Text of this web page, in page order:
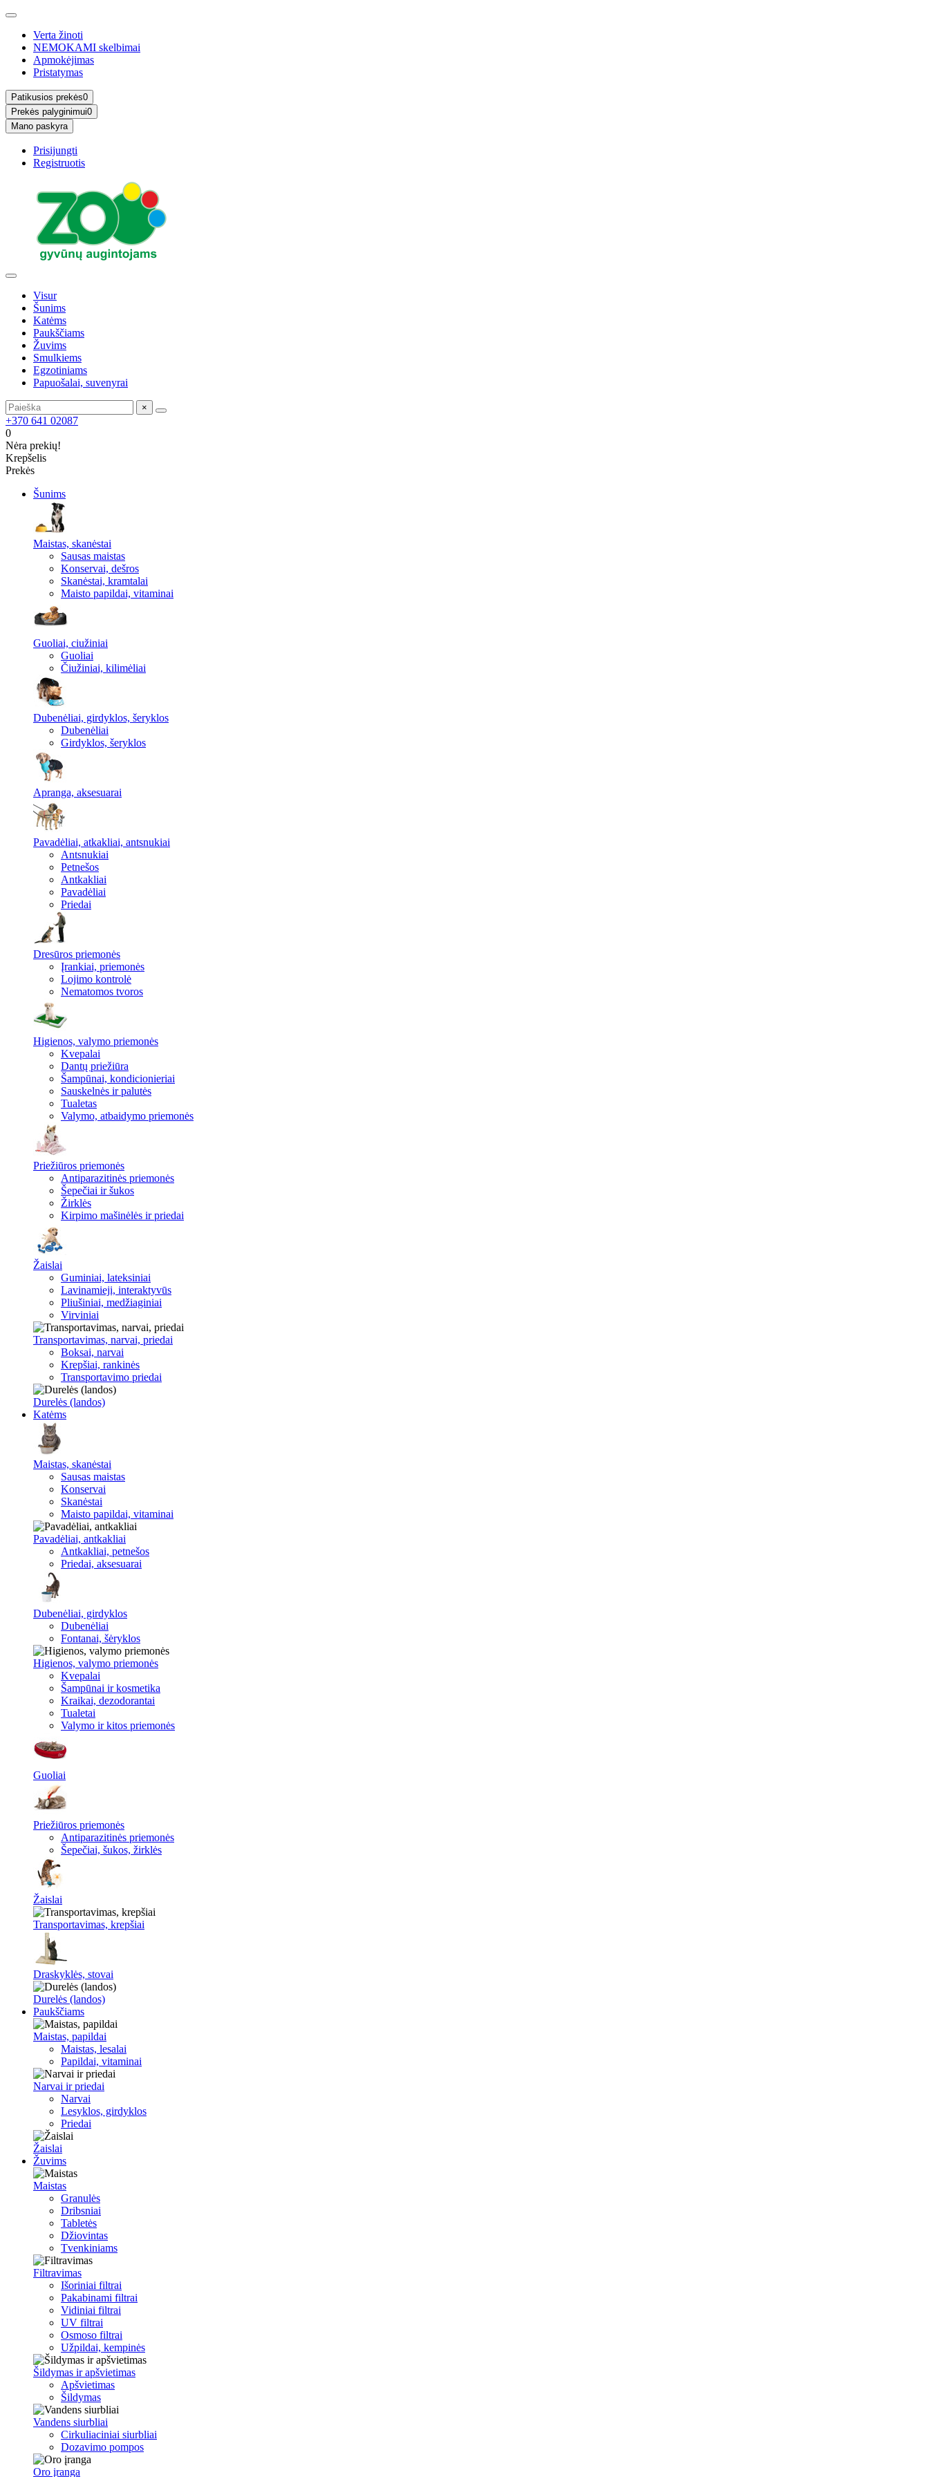
Verta žinoti
NEMOKAMI skelbimai
Apmokėjimas
Pristatymas
Patikusios prekės0
Prekės palyginimui0
Mano paskyra
Prisijungti
Registruotis
Visur
Šunims
Katėms
Paukščiams
Žuvims
Smulkiems
Egzotiniams
Papuošalai, suvenyrai
×
+370 641 02087
0
Nėra prekių!
Krepšelis
Prekės
Šunims
Maistas, skanėstai
Sausas maistas
Konservai, dešros
Skanėstai, kramtalai
Maisto papildai, vitaminai
Guoliai, ciužiniai
Guoliai
Čiužiniai, kilimėliai
Dubenėliai, girdyklos, šeryklos
Dubenėliai
Girdyklos, šeryklos
Apranga, aksesuarai
Pavadėliai, atkakliai, antsnukiai
Antsnukiai
Petnešos
Antkakliai
Pavadėliai
Priedai
Dresūros priemonės
Įrankiai, priemonės
Lojimo kontrolė
Nematomos tvoros
Higienos, valymo priemonės
Kvepalai
Dantų priežiūra
Šampūnai, kondicionieriai
Sauskelnės ir palutės
Tualetas
Valymo, atbaidymo priemonės
Priežiūros priemonės
Antiparazitinės priemonės
Šepečiai ir šukos
Žirklės
Kirpimo mašinėlės ir priedai
Žaislai
Guminiai, lateksiniai
Lavinamieji, interaktyvūs
Pliušiniai, medžiaginiai
Virviniai
Transportavimas, narvai, priedai
Boksai, narvai
Krepšiai, rankinės
Transportavimo priedai
Durelės (landos)
Katėms
Maistas, skanėstai
Sausas maistas
Konservai
Skanėstai
Maisto papildai, vitaminai
Pavadėliai, antkakliai
Antkakliai, petnešos
Priedai, aksesuarai
Dubenėliai, girdyklos
Dubenėliai
Fontanai, šėryklos
Higienos, valymo priemonės
Kvepalai
Šampūnai ir kosmetika
Kraikai, dezodorantai
Tualetai
Valymo ir kitos priemonės
Guoliai
Priežiūros priemonės
Antiparazitinės priemonės
Šepečiai, šukos, žirklės
Žaislai
Transportavimas, krepšiai
Draskyklės, stovai
Durelės (landos)
Paukščiams
Maistas, papildai
Maistas, lesalai
Papildai, vitaminai
Narvai ir priedai
Narvai
Lesyklos, girdyklos
Priedai
Žaislai
Žuvims
Maistas
Granulės
Dribsniai
Tabletės
Džiovintas
Tvenkiniams
Filtravimas
Išoriniai filtrai
Pakabinami filtrai
Vidiniai filtrai
UV filtrai
Osmoso filtrai
Užpildai, kempinės
Šildymas ir apšvietimas
Apšvietimas
Šildymas
Vandens siurbliai
Cirkuliaciniai siurbliai
Dozavimo pompos
Oro įranga